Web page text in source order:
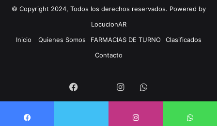
© Copyright 2024, Todos los derechos reservados. Powered by
LocucionAR
Inicio
Quienes Somos FARMACIAS DE TURNO
Clasificados
Contacto
Facebook InstagramWhatsapp